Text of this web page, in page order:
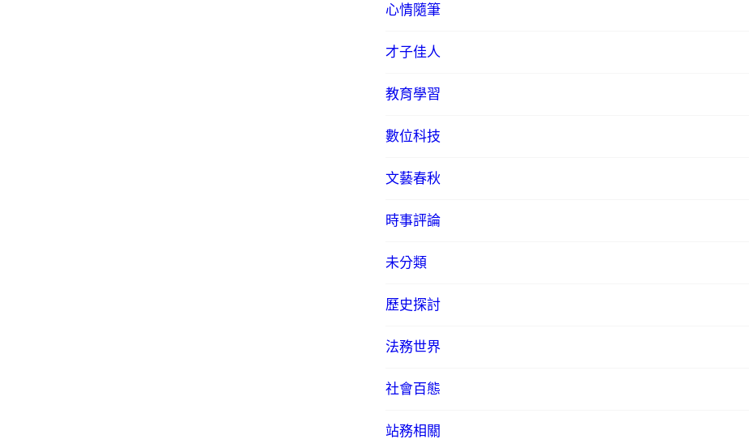
心情隨筆
才子佳人
教育學習
數位科技
文藝春秋
時事評論
未分類
歷史探討
法務世界
社會百態
站務相關